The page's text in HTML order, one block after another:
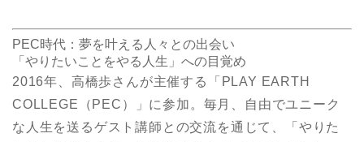
PEC時代：夢を叶える人々との出会い
「やりたいことをやる人生」への目覚め
2016年、高橋歩さんが主催する「PLAY EARTH
COLLEGE（PEC）」に参加。毎月、自由でユニーク
な人生を送るゲスト講師との交流を通じて、「やりた